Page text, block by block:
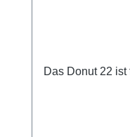
Das Donut 22